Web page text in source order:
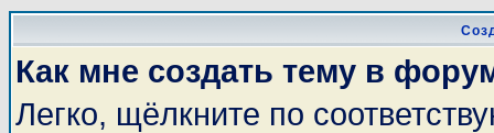
Как мне создать тему в
Легко, щёлкните по